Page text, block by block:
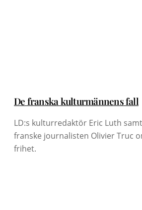
De franska kulturmännens fall
LD:s kulturredaktör Eric Luth
franske journalisten Olivier Truc
frihet.